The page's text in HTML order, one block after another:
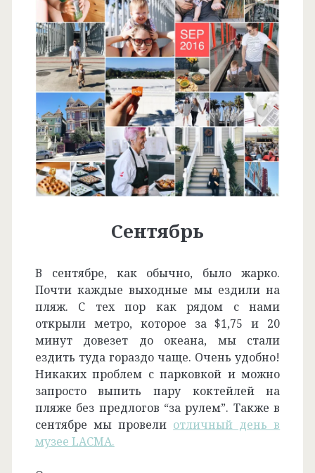
Сентябрь
В сентябре, как обычно, было жарко.
Почти каждые выходные мы ездили на
пляж. С тех пор как рядом с нами
открыли метро, которое за $1,75 и 20
минут довезет до океана, мы стали
ездить туда гораздо чаще. Очень удобно!
Никаких проблем с парковкой и можно
запросто выпить пару коктейлей на
пляже без предлогов “за рулем”. Также в
сентябре мы провели отличный день в
музее LACMA.